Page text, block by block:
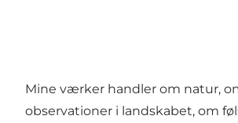
Mine værker handler om natur,
observationer i landskabet, om